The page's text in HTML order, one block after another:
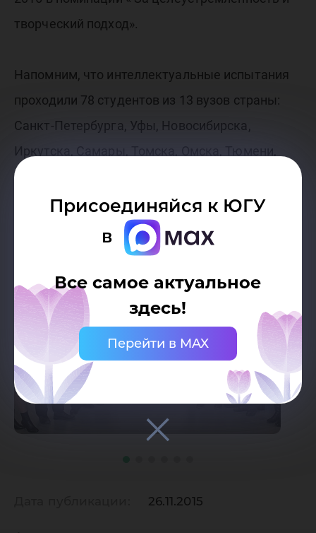
Присоединяйся к ЮГУ
в
Все самое актуальное
здесь!
Перейти в MAX
творческий подход».
Напомним, что интеллектуальные испытания
проходили 78 студентов из 13 вузов страны:
Санкт-Петербурга, Уфы, Новосибирска,
Иркутска, Самары, Томска, Омска, Тюмени,
Нижневартовска, Кургана и Ханты-Мансийска.
26.11.2015